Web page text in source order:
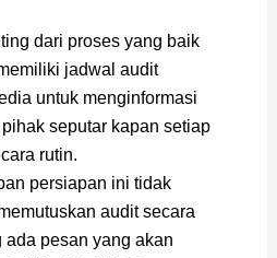
dari proses yang baik
jadwal audit
untuk menginformasi
seputar kapan setiap
rutin.
persiapan ini tidak
audit secara
ada pesan yang akan